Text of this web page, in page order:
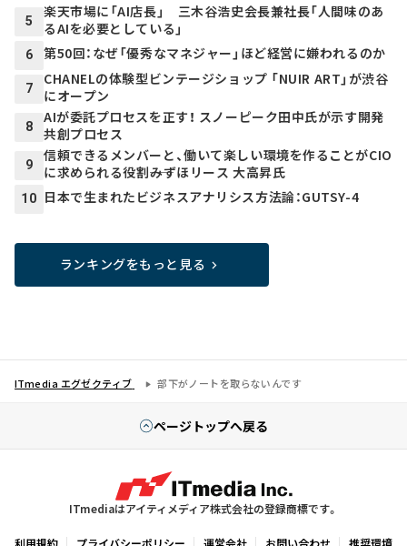
5
楽天市場に「AI店長」 三木谷浩史会長兼社長「人間味のあ
るAIを必要としている」
6 第50回：なぜ「優秀なマネジャー」ほど経営に嫌われるのか
7
CHANELの体験型ビンテージショップ 「NUIR ART」が渋谷
にオープン
8
AIが委託プロセスを正す！ スノーピーク田中氏が示す開発
共創プロセス
9
信頼できるメンバーと、働いて楽しい環境を作ることがCIO
に求められる役割――みずほリース 大高昇氏
10 日本で生まれたビジネスアナリシス方法論：GUTSY-4
ランキングをもっと見る
ITmedia エグゼクティブ 部下がノートを取らないんです
ページトップへ戻る
ITmediaはアイティメディア株式会社の登録商標です。
利用規約 プライバシーポリシー 運営会社 お問い合わせ 推奨環境